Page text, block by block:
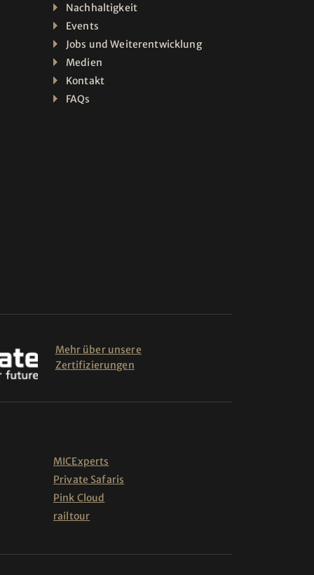
Nachhaltigkeit
Events
Jobs und Weiterentwicklung
Medien
Kontakt
FAQs
Mehr über unsere
Zertifizierungen
MICExperts
Private Safaris
Pink Cloud
railtour